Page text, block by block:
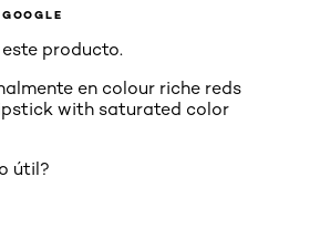
producto.
en colour riche reds
with saturated color
útil?